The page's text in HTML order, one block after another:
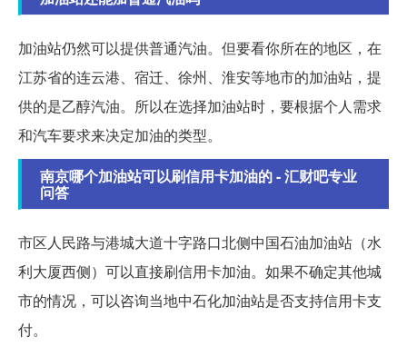
加油站仍然可以提供普通汽油。但要看你所在的地区，在
江苏省的连云港、宿迁、徐州、淮安等地市的加油站，提
供的是乙醇汽油。所以在选择加油站时，要根据个人需求
和汽车要求来决定加油的类型。
南京哪个加油站可以刷信用卡加油的 - 汇财吧专业
问答
市区人民路与港城大道十字路口北侧中国石油加油站（水
利大厦西侧）可以直接刷信用卡加油。如果不确定其他城
市的情况，可以咨询当地中石化加油站是否支持信用卡支
付。